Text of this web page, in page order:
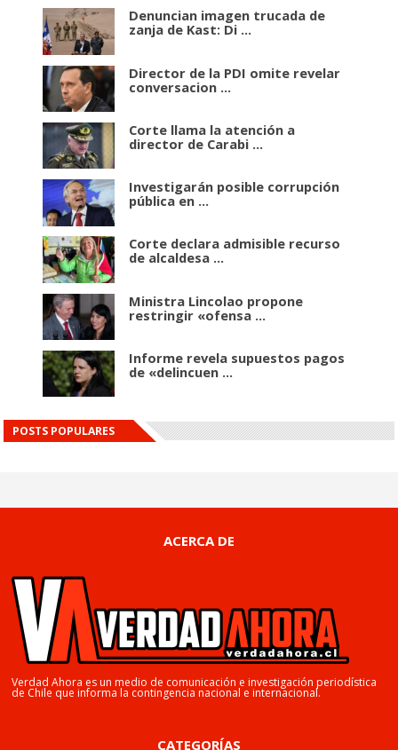
Denuncian imagen trucada de
zanja de Kast: Di ...
Director de la PDI omite revelar
conversacion ...
Corte llama la atención a
director de Carabi ...
Investigarán posible corrupción
pública en ...
Corte declara admisible recurso
de alcaldesa ...
Ministra Lincolao propone
restringir «ofensa ...
Informe revela supuestos pagos
de «delincuen ...
POSTS POPULARES
ACERCA DE
Verdad Ahora es un medio de comunicación e investigación periodística
de Chile que informa la contingencia nacional e internacional.
CATEGORÍAS